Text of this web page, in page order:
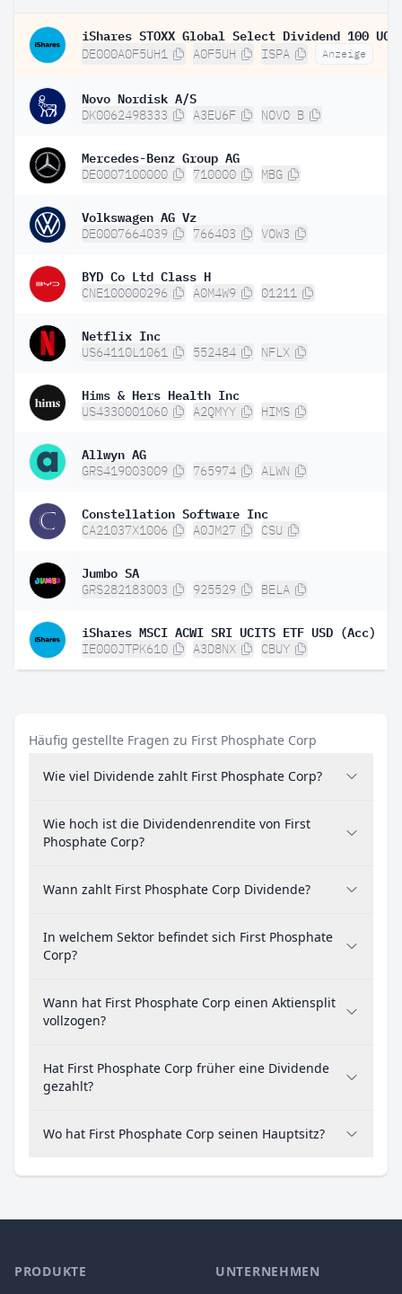
DE000A0F5UH1 A0F5UH ISPA Anzeige
Novo Nordisk A/S
DK0062498333 A3EU6F NOVO B
Mercedes-Benz Group AG
DE0007100000 710000 MBG
Volkswagen AG Vz
DE0007664039 766403 VOW3
BYD Co Ltd Class H
CNE100000296 A0M4W9 01211
Netflix Inc
US64110L1061 552484 NFLX
Hims & Hers Health Inc
US4330001060 A2QMYY HIMS
Allwyn AG
GRS419003009 765974 ALWN
Constellation Software Inc
CA21037X1006 A0JM27 CSU
Jumbo SA
GRS282183003 925529 BELA
iShares MSCI ACWI SRI UCITS ETF USD (Acc)
IE000JTPK610 A3D8NX CBUY
Häufig gestellte Fragen zu First Phosphate Corp
Wie viel Dividende zahlt First Phosphate Corp?
Wie hoch ist die Dividendenrendite von First
Phosphate Corp?
Wann zahlt First Phosphate Corp Dividende?
In welchem Sektor befindet sich First Phosphate
Corp?
Wann hat First Phosphate Corp einen Aktiensplit
vollzogen?
Hat First Phosphate Corp früher eine Dividende
gezahlt?
Wo hat First Phosphate Corp seinen Hauptsitz?
PRODUKTE UNTERNEHMEN